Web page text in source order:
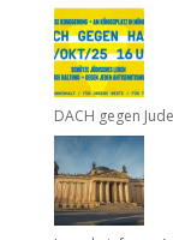
DACH gegen